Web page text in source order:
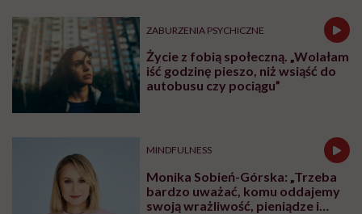
ZABURZENIA PSYCHICZNE
Życie z fobią społeczną. „Wolałam
iść godzinę pieszo, niż wsiąść do
autobusu czy pociągu”
MINDFULNESS
Monika Sobień-Górska: „Trzeba
bardzo uważać, komu oddajemy
swoją wrażliwość, pieniądze i